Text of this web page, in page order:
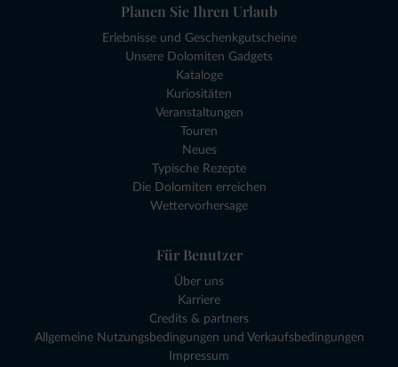
Planen Sie Ihren Urlaub
Erlebnisse und Geschenkgutscheine
Unsere Dolomiten Gadgets
Kataloge
Kuriositäten
Veranstaltungen
Touren
Neues
Typische Rezepte
Die Dolomiten erreichen
Wettervorhersage
Für Benutzer
Über uns
Karriere
Credits & partners
Allgemeine Nutzungsbedingungen und Verkaufsbedingungen
Impressum